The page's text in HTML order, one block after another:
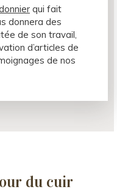
qui fait
donnera des
de son travail,
d’articles de
de nos
du cuir